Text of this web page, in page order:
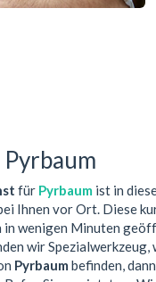
für Pyrbaum ist in
Ihnen vor Ort. Diese
wenigen Minuten
wir Spezialwerkzeug,
Pyrbaum befinden,